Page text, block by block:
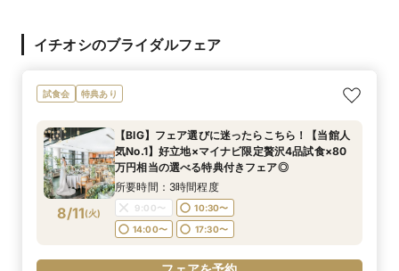
イチオシのブライダルフェア
試食会 特典あり
8/11(火)
【BIG】フェア選びに迷ったらこちら！【当館人
気No.1】好立地×マイナビ限定贅沢4品試食×80
万円相当の選べる特典付きフェア◎
所要時間：3時間程度
9:00〜
10:30〜
14:00〜
17:30〜